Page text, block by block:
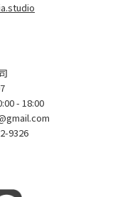
- 18:00
9326